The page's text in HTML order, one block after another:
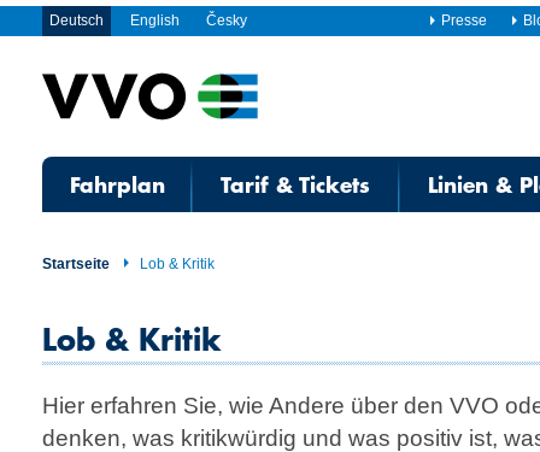
Deutsch English Česky Presse
Fahrplan Tarif & Tickets Linien &
Startseite Lob & Kritik
Lob & Kritik
Hier erfahren Sie, wie Andere über den VVO
denken, was kritikwürdig und was positiv ist,